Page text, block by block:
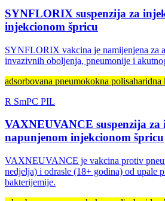
SYNFLORIX suspenzija za
injekcionom špricu
SYNFLORIX vakcina je namijenjena za
invazivnih oboljenja, pneumonije i
adsorbovana pneumokokna
R SmPC PIL
VAXNEUVANCE suspenzija
napunjenom injekcionom špricu
VAXNEUVANCE je vakcina protiv
nedjelja) i odrasle (18+ godina) od upale
bakterijemije.